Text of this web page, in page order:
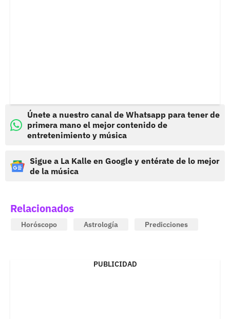
Únete a nuestro canal de Whatsapp para tener de
primera mano el mejor contenido de
entretenimiento y música
Sigue a La Kalle en Google y entérate de lo mejor
de la música
Relacionados
Horóscopo Astrología Predicciones
PUBLICIDAD